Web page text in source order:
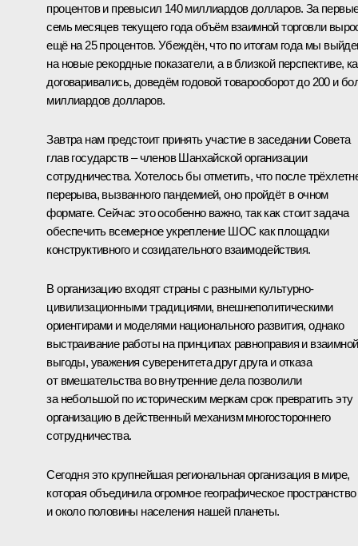
процентов и превысил 140 миллиардов долларов. За
семь месяцев текущего года объём взаимной торговли
ещё на 25 процентов. Убеждён, что по итогам года мы
на новые рекордные показатели, а в близкой перспективе,
договаривались, доведём годовой товарооборот до 200 и
миллиардов долларов.
Завтра нам предстоит принять участие в заседании Совета
глав государств – членов Шанхайской организации
сотрудничества. Хотелось бы отметить, что после
перерыва, вызванного пандемией, оно пройдёт в очном
формате. Сейчас это особенно важно, так как стоит задача
обеспечить всемерное укрепление ШОС как площадки
конструктивного и созидательного взаимодействия.
В организацию входят страны с разными культурно-
цивилизационными традициями, внешнеполитическими
ориентирами и моделями национального развития, однако
выстраивание работы на принципах равноправия и взаимной
выгоды, уважения суверенитета друг друга и отказа
от вмешательства во внутренние дела позволили
за небольшой по историческим меркам срок превратить эту
организацию в действенный механизм многостороннего
сотрудничества.
Сегодня это крупнейшая региональная организация в мире,
которая объединила огромное географическое пространство
и около половины населения нашей планеты.